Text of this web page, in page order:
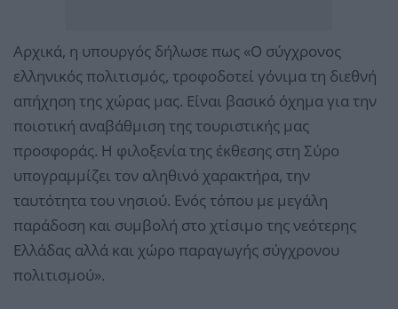
Αρχικά, η υπουργός δήλωσε πως «Ο σύγχρονος
ελληνικός πολιτισμός, τροφοδοτεί γόνιμα τη διεθνή
απήχηση της χώρας μας. Είναι βασικό όχημα για την
ποιοτική αναβάθμιση της τουριστικής μας
προσφοράς. Η φιλοξενία της έκθεσης στη Σύρο
υπογραμμίζει τον αληθινό χαρακτήρα, την
ταυτότητα του νησιού. Ενός τόπου με μεγάλη
παράδοση και συμβολή στο χτίσιμο της νεότερης
Ελλάδας αλλά και χώρο παραγωγής σύγχρονου
πολιτισμού».